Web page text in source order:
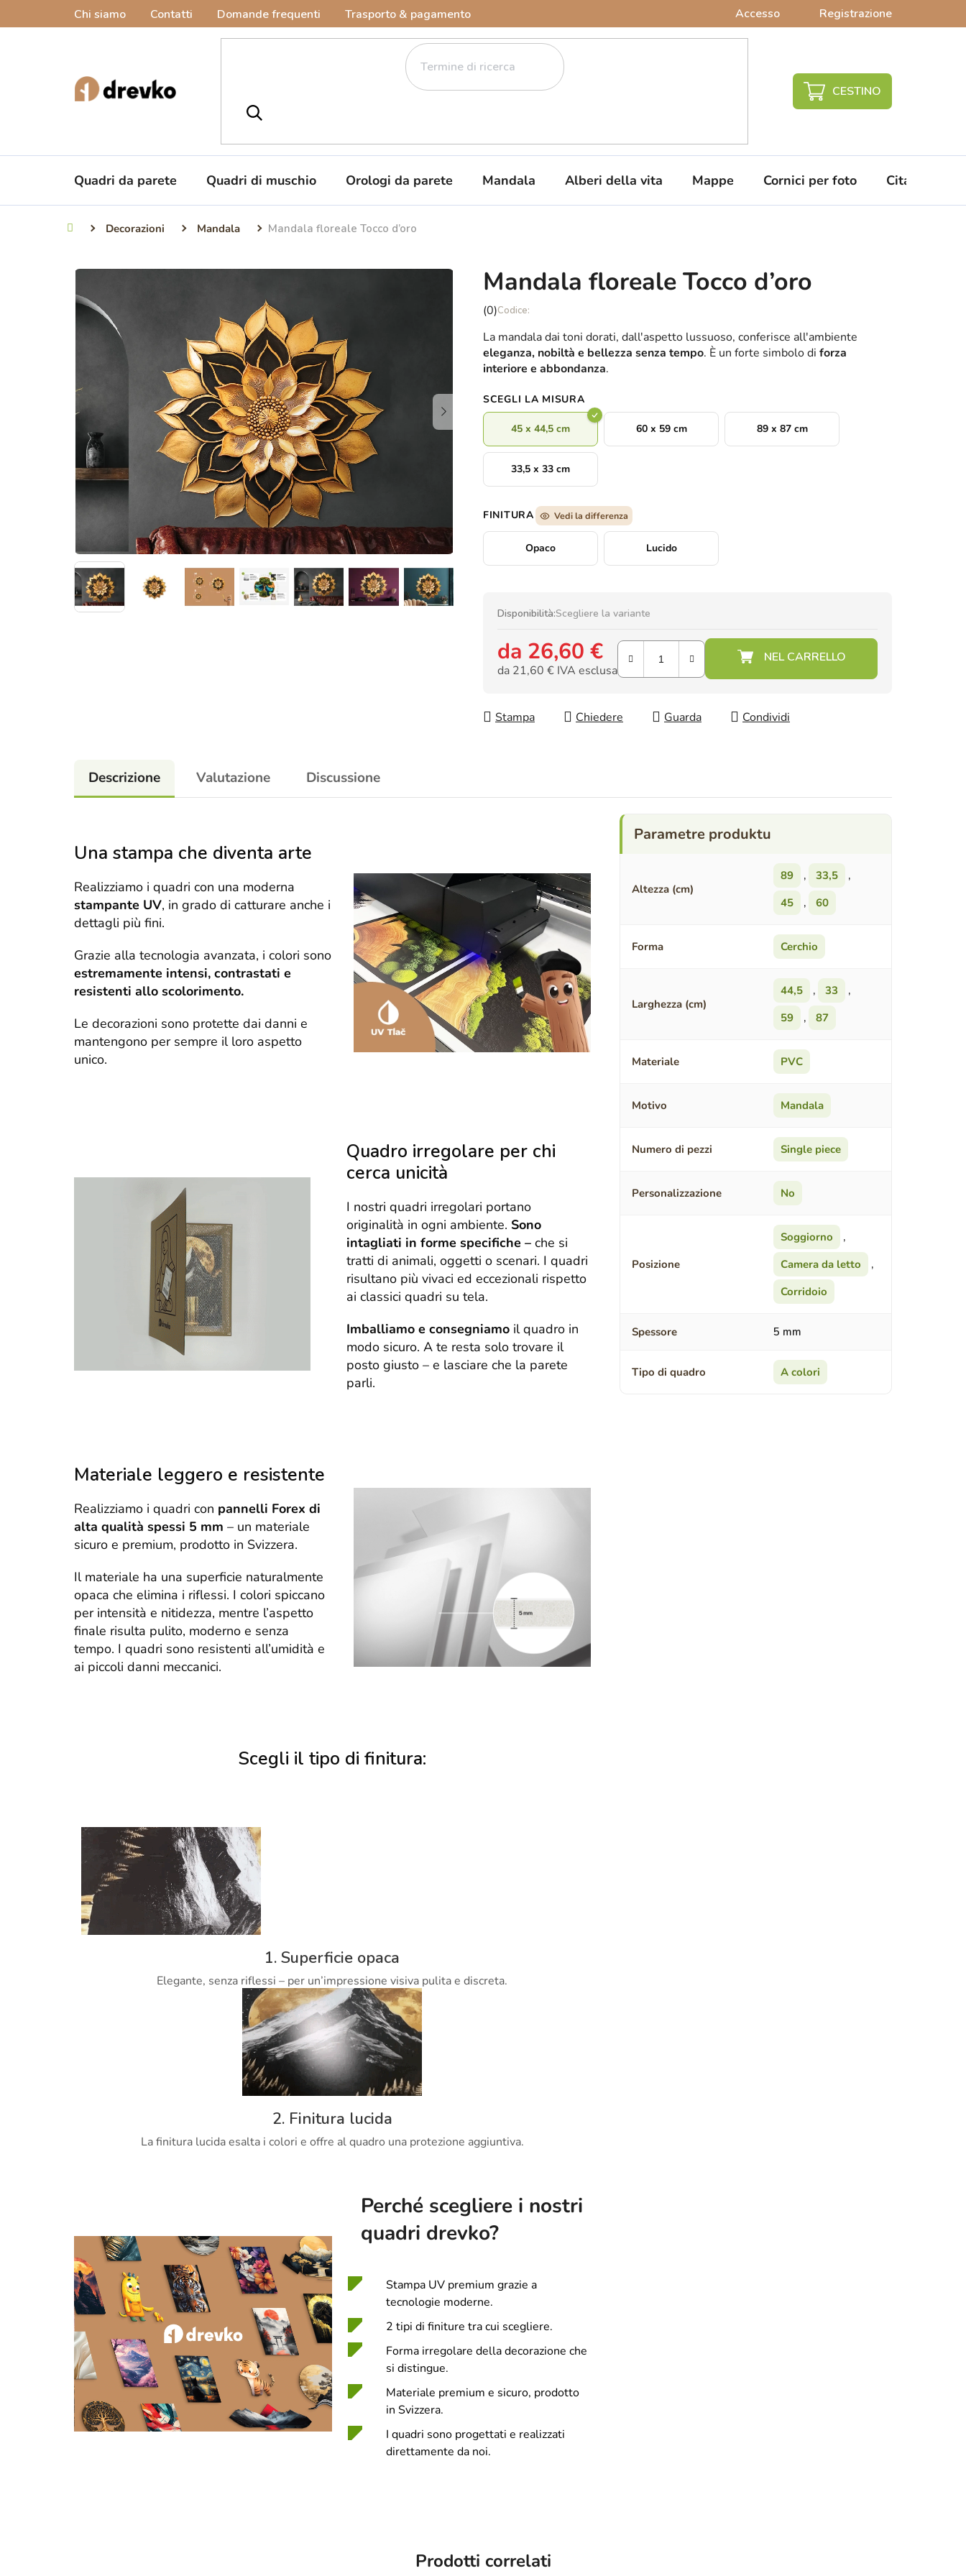
Chi siamo Contatti Domande frequenti Trasporto & pagamento Accesso Registrazione
CARRELLO
SPESA
Quadri da parete Quadri di muschio Orologi da parete Mandala Alberi della vita Mappe Cornici per foto Citazioni da
Casa Decorazioni Mandala Mandala floreale Tocco d’oro
Mandala floreale Tocco d’oro
La
media
del
prodotto
0,0
su
stelle.
(0)
La mandala dai toni dorati, dall'aspetto lussuoso, conferisce all'ambiente
eleganza, nobiltà e bellezza senza tempo. È un forte simbolo di forza
interiore e abbondanza.
SCEGLI LA MISURA
45 x 44,5 cm 60 x 59 cm 89 x 87 cm
33,5 x 33 cm
FINITURA Vedi la differenza
Opaco Lucido
Disponibilità:Scegliere la variante
da 26,60 €
da 21,60 € IVA esclusa
Stampa
Chiedere Guarda Condividi
Descrizione Valutazione Discussione
Una stampa che diventa arte
Realizziamo i quadri con una moderna
stampante UV, in grado di catturare anche i
dettagli più fini.
Grazie alla tecnologia avanzata, i colori sono
estremamente intensi, contrastati e
resistenti allo scolorimento.
Le decorazioni sono protette dai danni e
mantengono per sempre il loro aspetto
unico.
Quadro irregolare per chi
cerca unicità
I nostri quadri irregolari portano
originalità in ogni ambiente. Sono
intagliati in forme specifiche – che si
tratti di animali, oggetti o scenari. I quadri
risultano più vivaci ed eccezionali rispetto
ai classici quadri su tela.
Imballiamo e consegniamo il quadro in
modo sicuro. A te resta solo trovare il
posto giusto – e lasciare che la parete
parli.
Materiale leggero e resistente
Realizziamo i quadri con pannelli Forex di
alta qualità spessi 5 mm – un materiale
sicuro e premium, prodotto in Svizzera.
Il materiale ha una superficie naturalmente
opaca che elimina i riflessi. I colori spiccano
per intensità e nitidezza, mentre l’aspetto
finale risulta pulito, moderno e senza
tempo. I quadri sono resistenti all’umidità e
ai piccoli danni meccanici.
Scegli il tipo di finitura:
1. Superficie opaca
Elegante, senza riflessi – per un’impressione visiva pulita e discreta.
2. Finitura lucida
La finitura lucida esalta i colori e offre al quadro una protezione aggiuntiva.
Perché scegliere i nostri
quadri drevko?
Stampa UV premium grazie a
tecnologie moderne.
2 tipi di finiture tra cui scegliere.
Forma irregolare della decorazione che
si distingue.
Materiale premium e sicuro, prodotto
in Svizzera.
I quadri sono progettati e realizzati
direttamente da noi.
Altezza (cm)
89 , 33,5
,
45
, 60
Forma Cerchio
Larghezza (cm)
44,5 , 33
,
59
, 87
Materiale PVC
Motivo Mandala
Numero di pezzi Single piece
Personalizzazione No
Posizione
Soggiorno
,
Camera da letto
,
Corridoio
Spessore 5 mm
Tipo di quadro A colori
Prodotti correlati